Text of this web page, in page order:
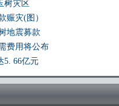
树灾区
赈灾(图）
地震募款
费用将公布
5. 66亿元